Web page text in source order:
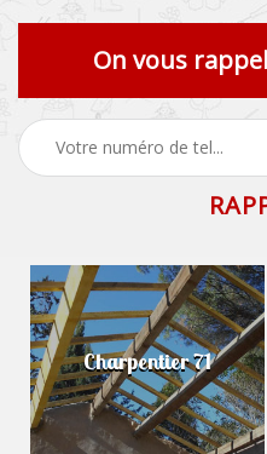
On vous
Charpentier 71